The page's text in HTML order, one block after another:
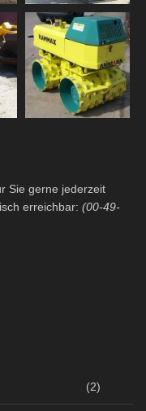
Sie gerne jederzeit
erreichbar: (00-49-
(2)